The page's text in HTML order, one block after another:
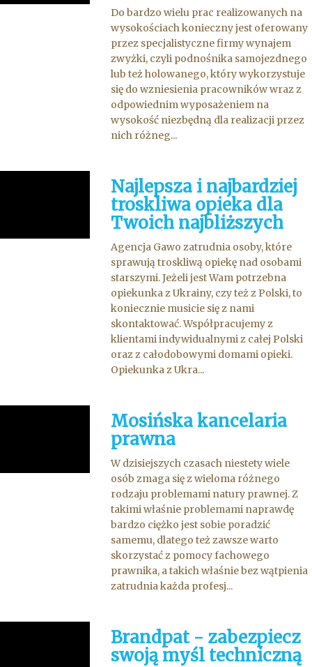
Do bardzo wielu prac realizowanych na
wysokościach konieczny jest oferowany
przez specjalistyczne firmy wynajem
zwyżki, czyli podnośnika samojezdnego
lub też holowanego, który wykorzystuje
się do wzniesienia pracowników wraz z
odpowiednim wyposażeniem na
wysokość niezbędną dla realizacji przez
nich różneg...
Najlepsza i najbardziej
troskliwa opieka dla
Twoich najbliższych
Agencja Gawo zatrudnia osoby, które
sprawują troskliwą opiekę nad osobami
starszymi. Jeżeli jest Wam potrzebna
opiekunka z Ukrainy, czy też z Polski, to
koniecznie musicie się z nami
skontaktować. Współpracujemy z
klientami indywidualnymi z całej Polski
oraz z całodobowymi domami opieki.
Opiekunka z Ukra...
Mosińska kancelaria
prawna
W dzisiejszych czasach niestety wiele
osób zmaga się z wieloma różnego
rodzaju problemami natury prawnej. Z
takimi właśnie problemami naprawdę
bardzo ciężko jest sobie poradzić
samemu, dlatego też zawsze warto
skorzystać z pomocy fachowego
prawnika, a takich właśnie bez wątpienia
zatrudnia każda profesj...
Brandpat - zabezpiecz
swoją myśl techniczną